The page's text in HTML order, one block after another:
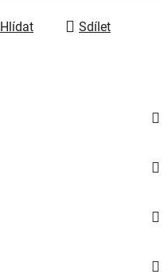
Hlídat Sdílet